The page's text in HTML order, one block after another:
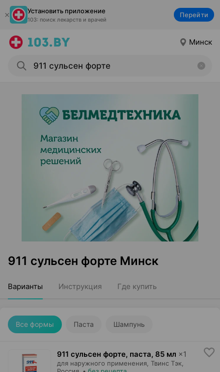
Установить приложение
103: поиск лекарств и врачей
Перейти
Минск
911 сульсен форте Минск
Варианты Инструкция Где купить
Все формы Паста Шампунь
911 сульсен форте, паста, 85 мл ×1
для наружного применения, Твинс Тэк